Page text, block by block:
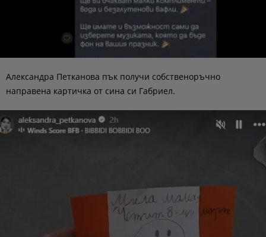
Александра Петканова пък получи собственоръчно
направена картичка от сина си Габриел.